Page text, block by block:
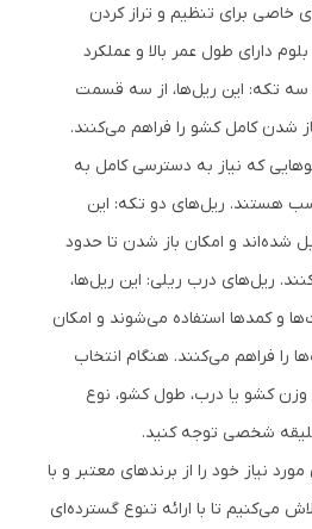
خاصی برای تنظیم و تراز کردن
دارای طول عمر بالا و عملکرد
تکه: این ریل‌ها، از سه قسمت
شدن کامل کشو را فراهم می‌کنند.
که نیاز به دسترسی کامل به
هستند. ریل‌های دو تکه: این
شده‌اند و امکان باز شدن تا حدود
ریل‌های درب ریلی: این ریل‌ها،
و کمدها استفاده می‌شوند و امکان
را فراهم می‌کنند. هنگام انتخاب
وزن کشو یا درب، طول کشو، نوع
شخصی توجه کنید.
نیاز خود را از برندهای معتبر و با
می‌کنیم تا با ارائه تنوع گسترده‌ای